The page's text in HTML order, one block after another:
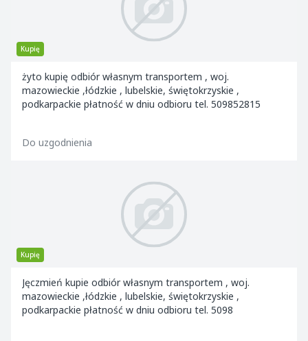
Kupię
żyto kupię odbiór własnym transportem , woj.
mazowieckie ,łódzkie , lubelskie, świętokrzyskie ,
podkarpackie płatność w dniu odbioru tel. 509852815
Do uzgodnienia
Kupię
Jęczmień kupie odbiór własnym transportem , woj.
mazowieckie ,łódzkie , lubelskie, świętokrzyskie ,
podkarpackie płatność w dniu odbioru tel. 5098